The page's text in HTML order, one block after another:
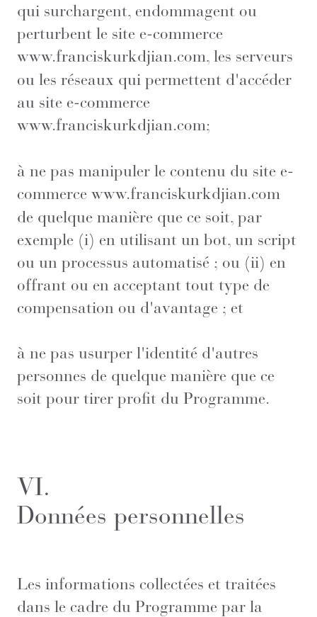
qui surchargent, endommagent ou
perturbent le site e-commerce
www.franciskurkdjian.com, les serveurs
ou les réseaux qui permettent d'accéder
au site e-commerce
www.franciskurkdjian.com;
à ne pas manipuler le contenu du site e-
commerce www.franciskurkdjian.com
de quelque manière que ce soit, par
exemple (i) en utilisant un bot, un script
ou un processus automatisé ; ou (ii) en
offrant ou en acceptant tout type de
compensation ou d'avantage ; et
à ne pas usurper l'identité d'autres
personnes de quelque manière que ce
soit pour tirer profit du Programme.
VI.
Données personnelles
Les informations collectées et traitées
dans le cadre du Programme par la